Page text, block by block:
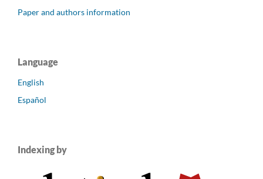
Paper and authors information
Language
English
Español
Indexing by